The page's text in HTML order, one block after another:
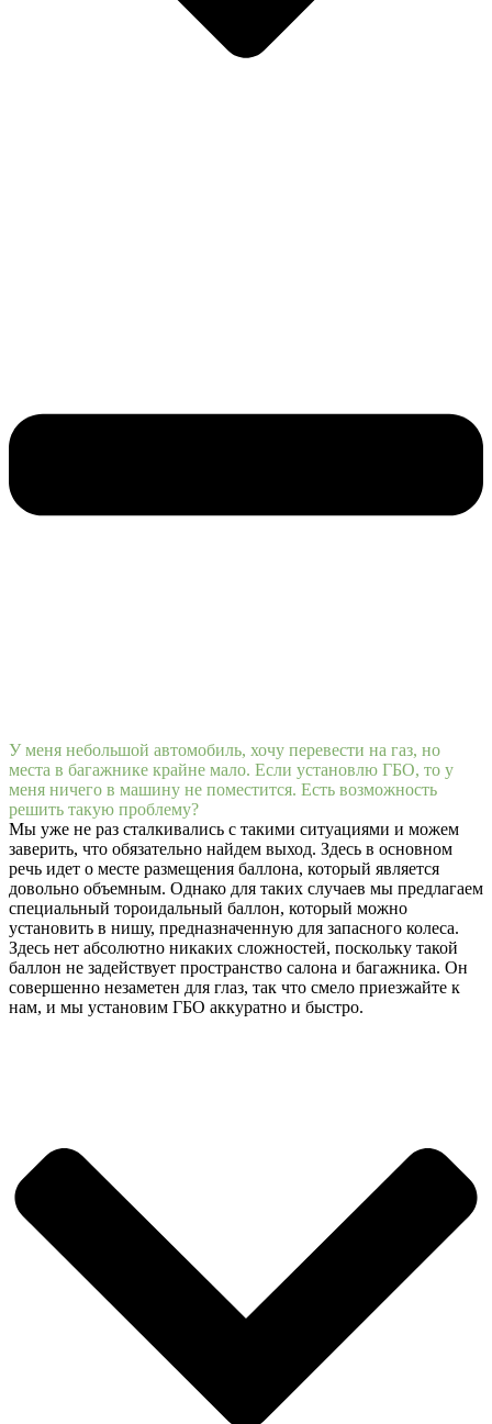
У меня небольшой автомобиль, хочу перевести на газ, но
места в багажнике крайне мало. Если установлю ГБО, то у
меня ничего в машину не поместится. Есть возможность
решить такую проблему?
Мы уже не раз сталкивались с такими ситуациями и можем
заверить, что обязательно найдем выход. Здесь в основном
речь идет о месте размещения баллона, который является
довольно объемным. Однако для таких случаев мы предлагаем
специальный тороидальный баллон, который можно
установить в нишу, предназначенную для запасного колеса.
Здесь нет абсолютно никаких сложностей, поскольку такой
баллон не задействует пространство салона и багажника. Он
совершенно незаметен для глаз, так что смело приезжайте к
нам, и мы установим ГБО аккуратно и быстро.